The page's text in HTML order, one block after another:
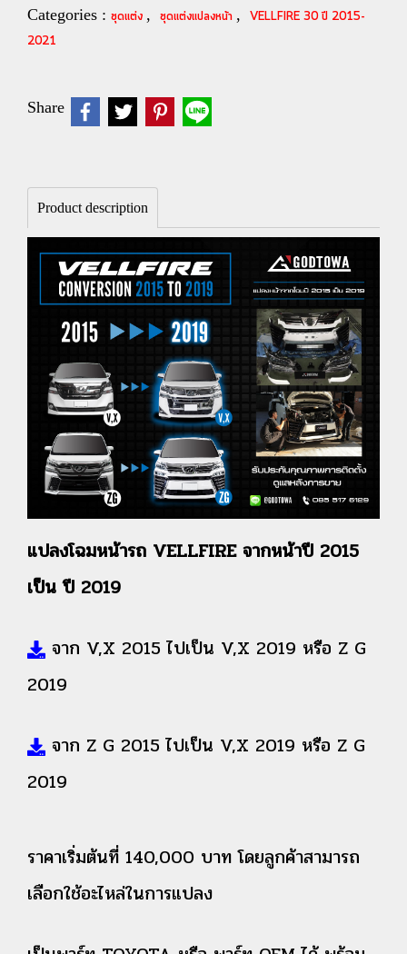
Categories : ชุดแต่ง , ชุดแต่งแปลงหน้า , VELLFIRE 30 ปี 2015-
2021
Share
Product description
แปลงโฉมหน้ารถ VELLFIRE จากหน้าปี 2015
เป็น ปี 2019
จาก V,X 2015 ไปเป็น V,X 2019 หรือ Z G
2019
จาก Z G 2015 ไปเป็น V,X 2019 หรือ Z G
2019
ราคาเริ่มต้นที่ 140,000 บาท โดยลูกค้าสามารถ
เลือกใช้อะไหล่ในการแปลง